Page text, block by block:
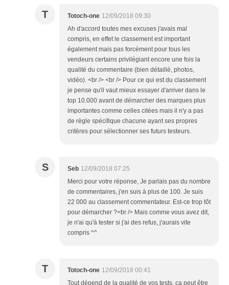
T Totoch-one 12/09/2018 09:30
Ah d'accord toutes mes excuses j'avais mal
compris, en effet le classement est important
également mais pas forcément pour tous les
vendeurs certains privilégiant encore une fois la
qualité du commentaire (bien détaillé, photos,
vidéo). <br /> <br /> Pour ce qui est du classement
je pense qu'il vaut mieux essayer d'arriver dans le
top 10.000 avant de démarcher des marques plus
importantes comme celles citées mais il n'y a pas
de règle spécifique chacune ayant ses propres
critères pour sélectionner ses futurs testeurs.
S Seb 12/09/2018 07:25
Merci pour votre réponse, Je parlais pas du nombre
de commentaires, j'en suis à plus de 100. Je suis
22 000 au classement commentateur. Est-ce trop tôt
pour démarcher ?<br /> Mais comme vous avez dit,
je n'ai qu'à tester si j'ai des refus, j'aurais vite
compris ^^
T Totoch-one 12/09/2018 00:41
Tout dépend de la qualité de vos tests, ça peut être